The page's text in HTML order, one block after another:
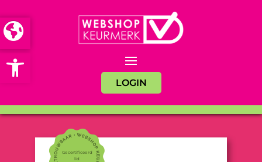
Open toolbar
LOGIN
Gecertificeerd
lid